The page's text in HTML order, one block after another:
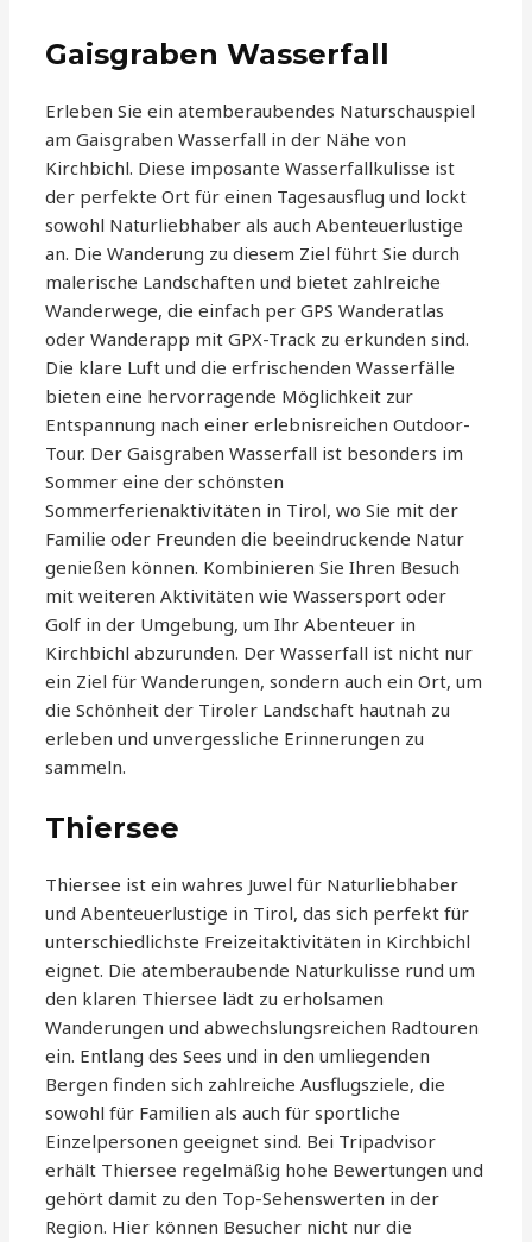
Gaisgraben Wasserfall
Erleben Sie ein atemberaubendes Naturschauspiel
am Gaisgraben Wasserfall in der Nähe von
Kirchbichl. Diese imposante Wasserfallkulisse ist
der perfekte Ort für einen Tagesausflug und lockt
sowohl Naturliebhaber als auch Abenteuerlustige
an. Die Wanderung zu diesem Ziel führt Sie durch
malerische Landschaften und bietet zahlreiche
Wanderwege, die einfach per GPS Wanderatlas
oder Wanderapp mit GPX-Track zu erkunden sind.
Die klare Luft und die erfrischenden Wasserfälle
bieten eine hervorragende Möglichkeit zur
Entspannung nach einer erlebnisreichen Outdoor-
Tour. Der Gaisgraben Wasserfall ist besonders im
Sommer eine der schönsten
Sommerferienaktivitäten in Tirol, wo Sie mit der
Familie oder Freunden die beeindruckende Natur
genießen können. Kombinieren Sie Ihren Besuch
mit weiteren Aktivitäten wie Wassersport oder
Golf in der Umgebung, um Ihr Abenteuer in
Kirchbichl abzurunden. Der Wasserfall ist nicht nur
ein Ziel für Wanderungen, sondern auch ein Ort, um
die Schönheit der Tiroler Landschaft hautnah zu
erleben und unvergessliche Erinnerungen zu
sammeln.
Thiersee
Thiersee ist ein wahres Juwel für Naturliebhaber
und Abenteuerlustige in Tirol, das sich perfekt für
unterschiedlichste Freizeitaktivitäten in Kirchbichl
eignet. Die atemberaubende Naturkulisse rund um
den klaren Thiersee lädt zu erholsamen
Wanderungen und abwechslungsreichen Radtouren
ein. Entlang des Sees und in den umliegenden
Bergen finden sich zahlreiche Ausflugsziele, die
sowohl für Familien als auch für sportliche
Einzelpersonen geeignet sind. Bei Tripadvisor
erhält Thiersee regelmäßig hohe Bewertungen und
gehört damit zu den Top-Sehenswerten in der
Region. Hier können Besucher nicht nur die